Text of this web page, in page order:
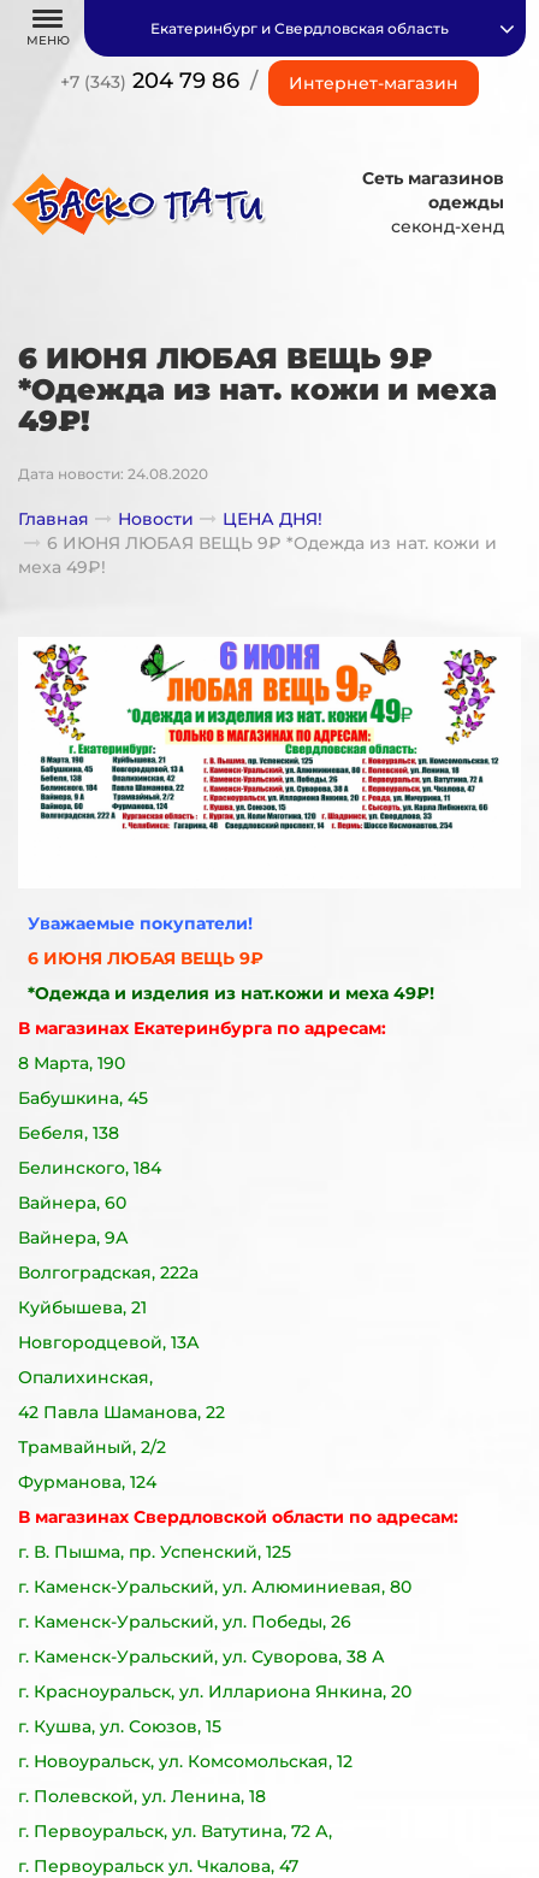
МЕНЮ
+7 (343) 204 79 86 / Интернет-магазин
Екатеринбург и Свердловская область
Сеть магазинов
одежды
секонд-хенд
6 ИЮНЯ ЛЮБАЯ ВЕЩЬ 9₽
*Одежда из нат. кожи и меха
49₽!
Дата новости: 24.08.2020
Главная Новости
ЦЕНА ДНЯ!
6 ИЮНЯ ЛЮБАЯ ВЕЩЬ 9₽ *Одежда из нат. кожи и
меха 49₽!
Уважаемые покупатели!
6 ИЮНЯ ЛЮБАЯ ВЕЩЬ 9₽
*Одежда и изделия из нат.кожи и меха 49₽!
В магазинах Екатеринбурга по адресам:
8 Марта, 190
Бабушкина, 45
Бебеля, 138
Белинского, 184
Вайнера, 60
Вайнера, 9А
Волгоградская, 222а
Куйбышева, 21
Новгородцевой, 13А
Опалихинская,
42 Павла Шаманова, 22
Трамвайный, 2/2
Фурманова, 124
В магазинах Свердловской области по адресам:
г. В. Пышма, пр. Успенский, 125
г. Каменск-Уральский, ул. Алюминиевая, 80
г. Каменск-Уральский, ул. Победы, 26
г. Каменск-Уральский, ул. Суворова, 38 А
г. Красноуральск, ул. Иллариона Янкина, 20
г. Кушва, ул. Союзов, 15
г. Новоуральск, ул. Комсомольская, 12
г. Полевской, ул. Ленина, 18
г. Первоуральск, ул. Ватутина, 72 А,
г. Первоуральск ул. Чкалова, 47